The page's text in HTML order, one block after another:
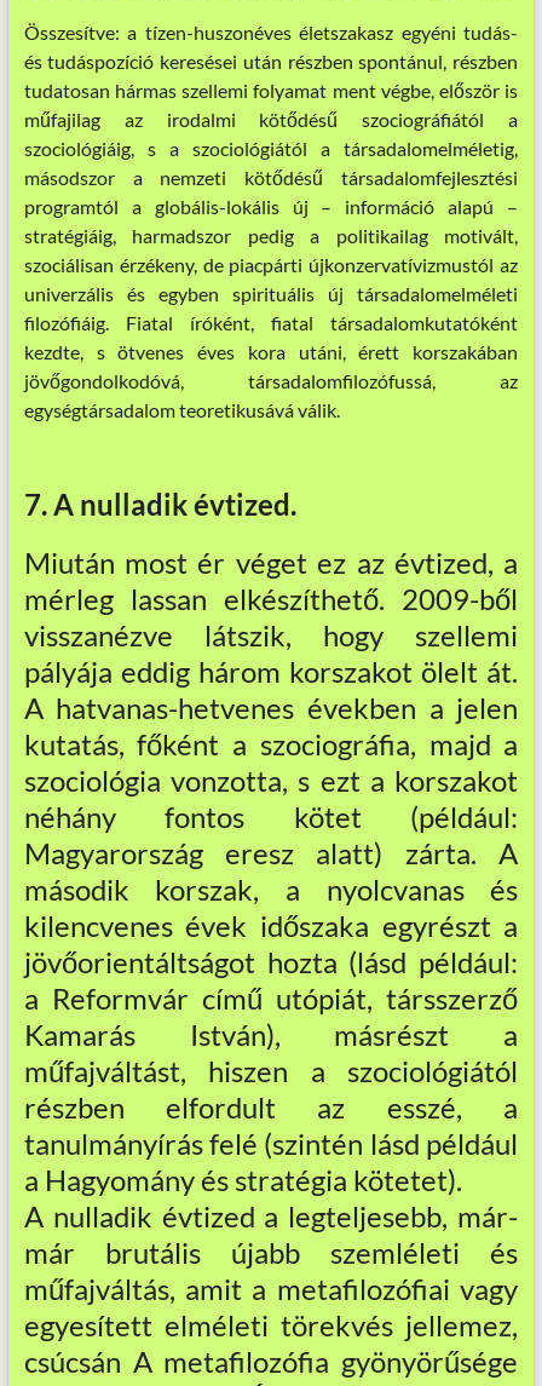
Összesítve: a tízen-huszonéves életszakasz egyéni tudás-
és tudáspozíció keresései után részben spontánul, részben
tudatosan hármas szellemi folyamat ment végbe, először is
műfajilag az irodalmi kötődésű szociográfiától a
szociológiáig, s a szociológiától a társadalomelméletig,
másodszor a nemzeti kötődésű társadalomfejlesztési
programtól a globális-lokális új – információ alapú –
stratégiáig, harmadszor pedig a politikailag motivált,
szociálisan érzékeny, de piacpárti újkonzervatívizmustól az
univerzális és egyben spirituális új társadalomelméleti
filozófiáig. Fiatal íróként, fiatal társadalomkutatóként
kezdte, s ötvenes éves kora utáni, érett korszakában
jövőgondolkodóvá, társadalomfilozófussá, az
egységtársadalom teoretikusává válik.
7. A nulladik évtized.
Miután most ér véget ez az évtized, a
mérleg lassan elkészíthető. 2009-ből
visszanézve látszik, hogy szellemi
pályája eddig három korszakot ölelt át.
A hatvanas-hetvenes években a jelen
kutatás, főként a szociográfia, majd a
szociológia vonzotta, s ezt a korszakot
néhány fontos kötet (például:
Magyarország eresz alatt) zárta. A
második korszak, a nyolcvanas és
kilencvenes évek időszaka egyrészt a
jövőorientáltságot hozta (lásd például:
a Reformvár című utópiát, társszerző
Kamarás István), másrészt a
műfajváltást, hiszen a szociológiától
részben elfordult az esszé, a
tanulmányírás felé (szintén lásd például
a Hagyomány és stratégia kötetet).
A nulladik évtized a legteljesebb, már-
már brutális újabb szemléleti és
műfajváltás, amit a metafilozófiai vagy
egyesített elméleti törekvés jellemez,
csúcsán A metafilozófia gyönyörűsége